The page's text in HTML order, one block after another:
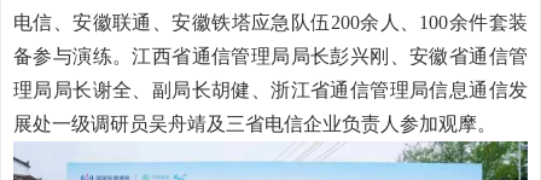
电信、安徽联通、安徽铁塔应急队伍200余人、100余件套装
备参与演练。江西省通信管理局局长彭兴刚、安徽省通信管
理局局长谢全、副局长胡健、浙江省通信管理局信息通信发
展处一级调研员吴舟靖及三省电信企业负责人参加观摩。